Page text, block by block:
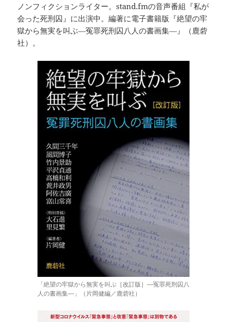
ノンフィクションライター。stand.fmの音声番組『私が
会った死刑囚』に出演中。編著に電子書籍版『絶望の牢
獄から無実を叫ぶ―冤罪死刑囚八人の書画集―』（鹿砦
社）。
「絶望の牢獄から無実を叫ぶ［改訂版］―冤罪死刑囚八
人の書画集―」（片岡健編／鹿砦社）